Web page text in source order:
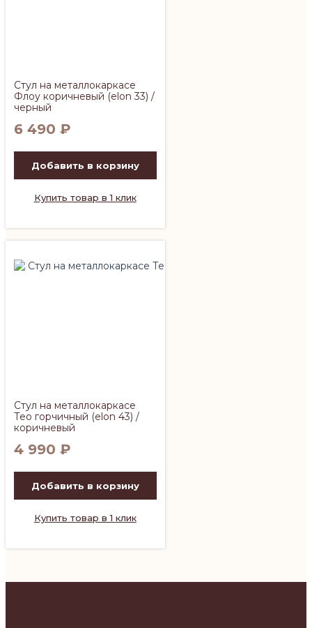
Стул на металлокаркасе
Флоу коричневый (elon 33) /
черный
6 490 ₽
Добавить в корзину
Купить товар в 1 клик
Стул на металлокаркасе
Тео горчичный (elon 43) /
коричневый
4 990 ₽
Добавить в корзину
Купить товар в 1 клик